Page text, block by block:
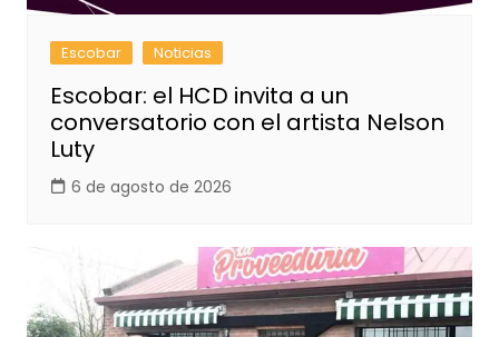
Escobar Noticias
Escobar: el HCD invita a un
conversatorio con el artista Nelson
Luty
6 de agosto de 2026